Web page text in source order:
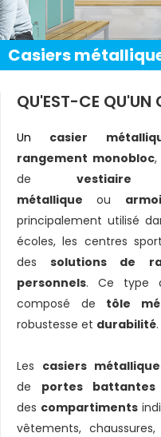
Casiers
QU'EST-CE QU'UN
Un casier
rangement monobloc,
de vestiaire
métallique ou
principalement utilisé
écoles, les centres
dessolutions de
personnels. Ce type
composé de tôle
robustesse et durabilité.
Les casiers
de portes battantes
des compartiments
vêtements,